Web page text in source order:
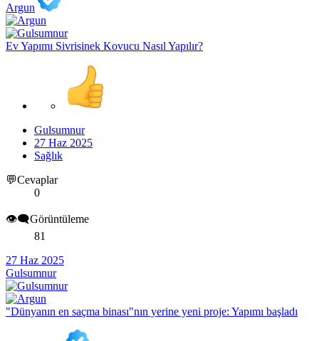
Argun
Ev Yapımı Sivrisinek Kovucu Nasıl Yapılır?
Gulsumnur
27 Haz 2025
Sağlık
💬Cevaplar
0
👁️‍🗨️Görüntüleme
81
27 Haz 2025
Gulsumnur
"Dünyanın en saçma binası"nın yerine yeni proje: Yapımı başladı